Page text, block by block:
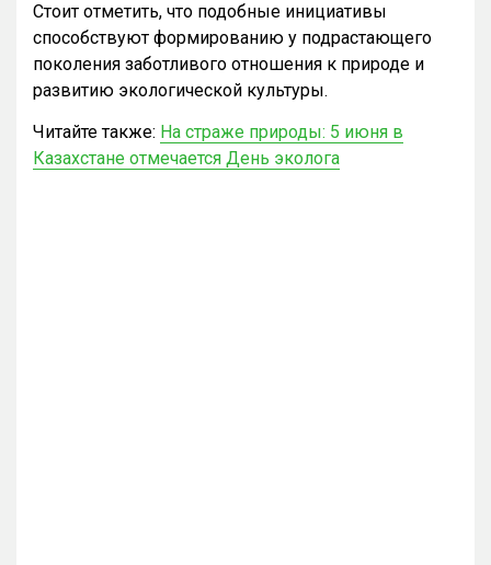
Стоит отметить, что подобные инициативы
способствуют формированию у подрастающего
поколения заботливого отношения к природе и
развитию экологической культуры.
Читайте также: На страже природы: 5 июня в
Казахстане отмечается День эколога